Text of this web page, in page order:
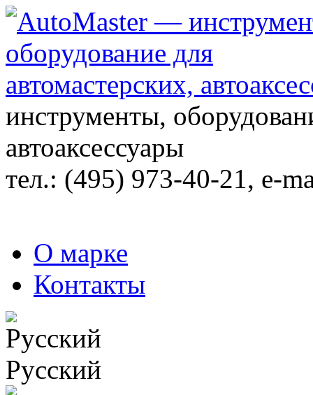
инструменты,
автоаксессуары
тел.: (495) 973-40-21, e-
О марке
Контакты
Русский